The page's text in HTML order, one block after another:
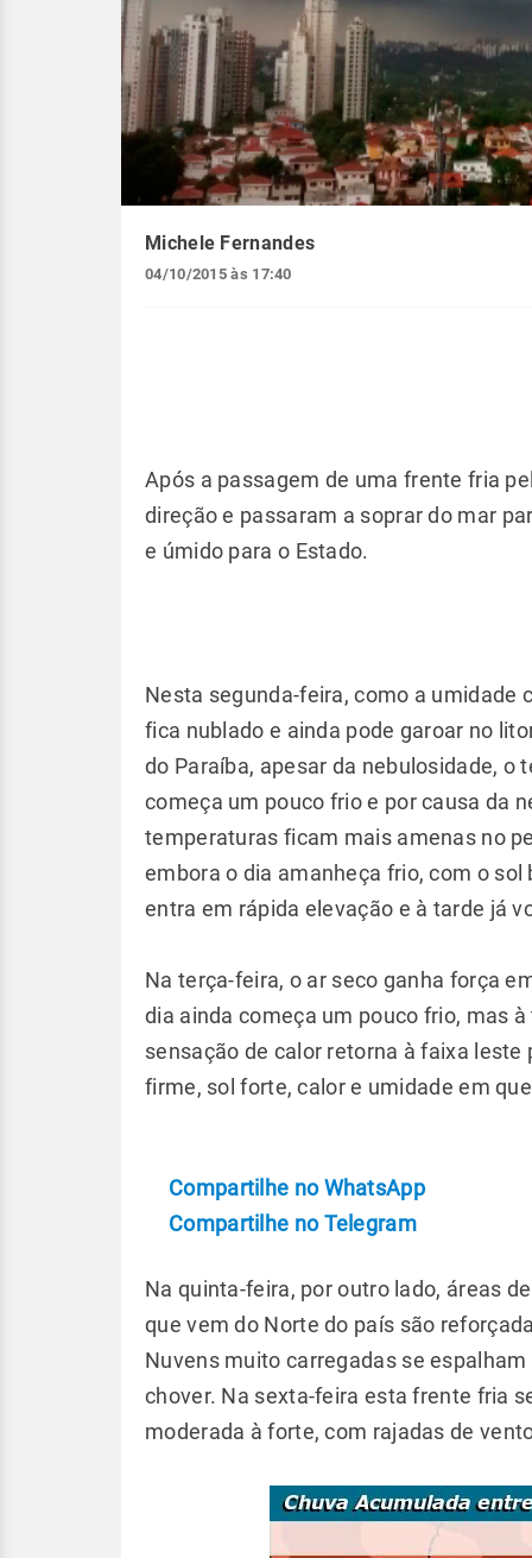
Michele Fernandes
04/10/2015 às 17:40
Após a passagem de uma frente fria
direção e passaram a soprar do mar
e úmido para o Estado.
Nesta segunda-feira, como a umidade
fica nublado e ainda pode garoar no
do Paraíba, apesar da nebulosidade,
começa um pouco frio e por causa da
temperaturas ficam mais amenas no
embora o dia amanheça frio, com o
entra em rápida elevação e à tarde já
Na terça-feira, o ar seco ganha força
dia ainda começa um pouco frio, mas
sensação de calor retorna à faixa
firme, sol forte, calor e umidade em
Compartilhe no WhatsApp
Compartilhe no Telegram
Na quinta-feira, por outro lado, áreas
que vem do Norte do país são
Nuvens muito carregadas se
chover. Na sexta-feira esta frente fria
moderada à forte, com rajadas de